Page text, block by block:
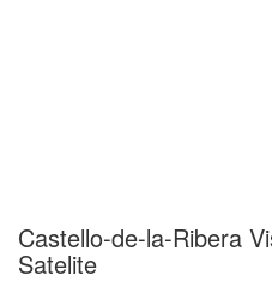
Castello-de-la-Ribera
Satelite